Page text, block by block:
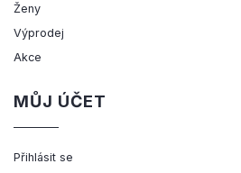
Ženy
Výprodej
Akce
MŮJ ÚČET
Přihlásit se